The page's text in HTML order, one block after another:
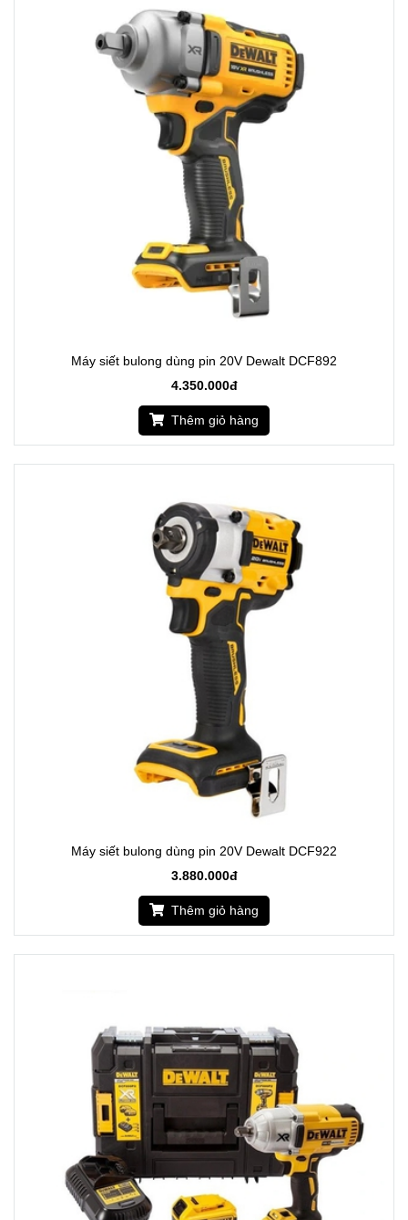
Máy siết bulong dùng pin 20V Dewalt DCF892
4.350.000đ
Thêm giỏ hàng
Máy siết bulong dùng pin 20V Dewalt DCF922
3.880.000đ
Thêm giỏ hàng